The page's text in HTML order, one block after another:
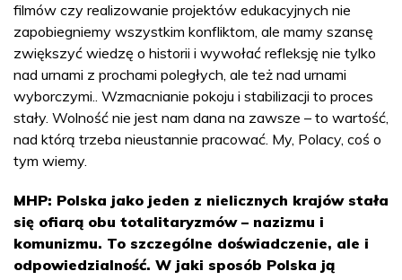
filmów czy realizowanie projektów edukacyjnych nie
zapobiegniemy wszystkim konfliktom, ale mamy szansę
zwiększyć wiedzę o historii i wywołać refleksję nie tylko
nad urnami z prochami poległych, ale też nad urnami
wyborczymi.. Wzmacnianie pokoju i stabilizacji to proces
stały. Wolność nie jest nam dana na zawsze – to wartość,
nad którą trzeba nieustannie pracować. My, Polacy, coś o
tym wiemy.
MHP: Polska jako jeden z nielicznych krajów stała
się ofiarą obu totalitaryzmów – nazizmu i
komunizmu. To szczególne doświadczenie, ale i
odpowiedzialność. W jaki sposób Polska ją